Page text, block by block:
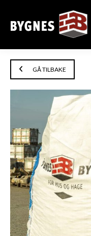
GÅ TILBAKE